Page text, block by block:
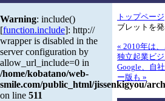
トップページ
ブレットを
« 2010年は
独立起業ビ
Google、自
ー版も »
Warning: include()
[function.include]: http://
wrapper is disabled in the
server configuration by
allow_url_include=0 in
/home/kobatano/web-
smile.com/public_html/jissenkigyou/
on line 511